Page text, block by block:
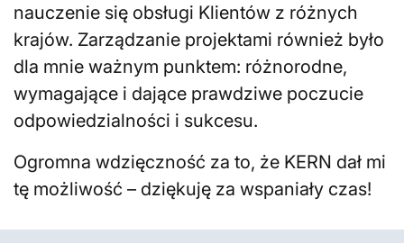
nauczenie się obsługi Klientów z różnych
krajów. Zarządzanie projektami również było
dla mnie ważnym punktem: różnorodne,
wymagające i dające prawdziwe poczucie
odpowiedzialności i sukcesu.
Ogromna wdzięczność za to, że KERN dał mi
tę możliwość – dziękuję za wspaniały czas!